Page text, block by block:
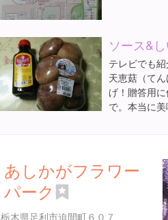
ソース&
テレビでも
天恵菇（て
げ！贈答用
で。本当に美
あしかがフラワー
パーク
栃木県足利市迫間町６０７